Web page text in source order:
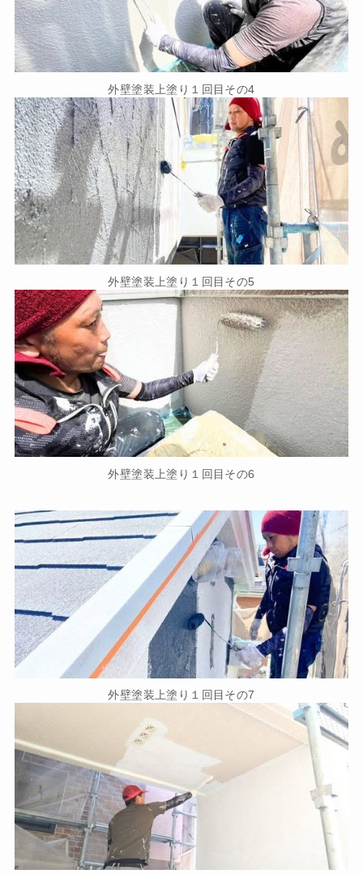
外壁塗装上塗り１回目その4
外壁塗装上塗り１回目その5
外壁塗装上塗り１回目その6
外壁塗装上塗り１回目その7